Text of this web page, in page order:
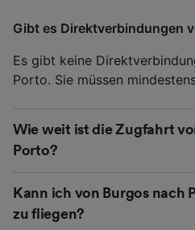
Gibt es Direktverbindungen
Es gibt keine
Porto. Sie müssen
Wie weit ist die Zugfahrt
Porto?
Kann ich von Burgos nach
zu fliegen?